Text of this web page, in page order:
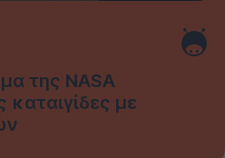
της NASA
καταιγίδες με